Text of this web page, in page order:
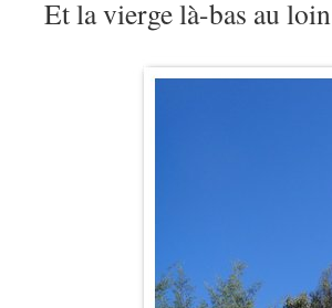
Et la vierge là-bas au loin